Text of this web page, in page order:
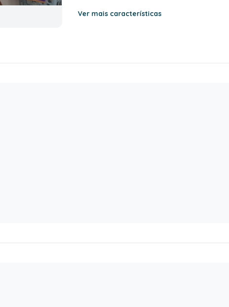
Ver mais características